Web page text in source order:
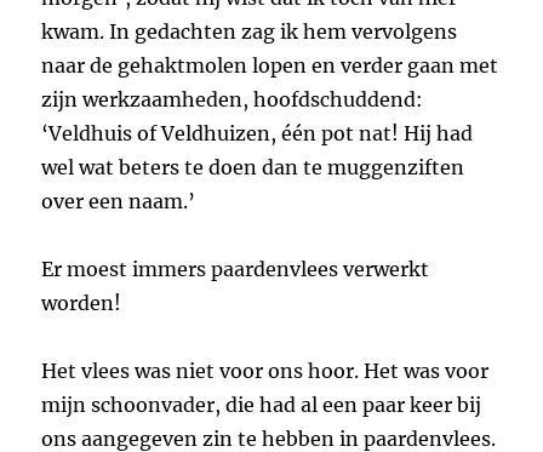
kwam. In gedachten zag ik hem vervolgens
naar de gehaktmolen lopen en verder gaan met
zijn werkzaamheden, hoofdschuddend:
‘Veldhuis of Veldhuizen, één pot nat! Hij had
wel wat beters te doen dan te muggenziften
over een naam.’
Er moest immers paardenvlees verwerkt
worden!
Het vlees was niet voor ons hoor. Het was voor
mijn schoonvader, die had al een paar keer bij
ons aangegeven zin te hebben in paardenvlees.